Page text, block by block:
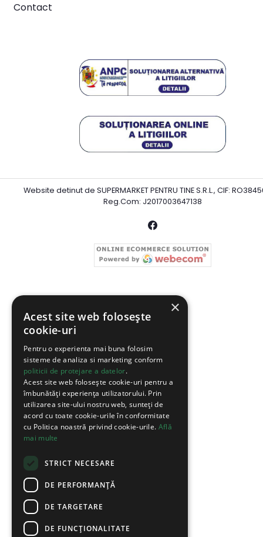
Contact
Website detinut de SUPERMARKET PENTRU TINE S.R.L., CIF:
Reg.Com: J2017003647138
×
Acest site web folosește
cookie-uri
Pentru o experienta mai buna folosim
sisteme de analiza si marketing conform
politicii de protejare a datelor.
Acest site web folosește cookie-uri pentru a
îmbunătăți experiența utilizatorului. Prin
utilizarea site-ului nostru web, sunteți de
acord cu toate cookie-urile în conformitate
cu Politica noastră privind cookie-urile. Află
mai multe
STRICT NECESARE
DE PERFORMANȚĂ
DE TARGETARE
DE FUNCŢIONALITATE